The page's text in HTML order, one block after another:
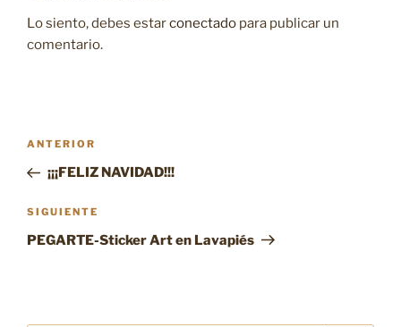
Lo siento, debes estarconectado para publicar un
comentario.
Navegación
entradas
Entrada
anterior:
ANTERIOR
¡¡¡FELIZ NAVIDAD!!!
Siguiente
entrada
SIGUIENTE
PEGARTE-Sticker Art en Lavapiés